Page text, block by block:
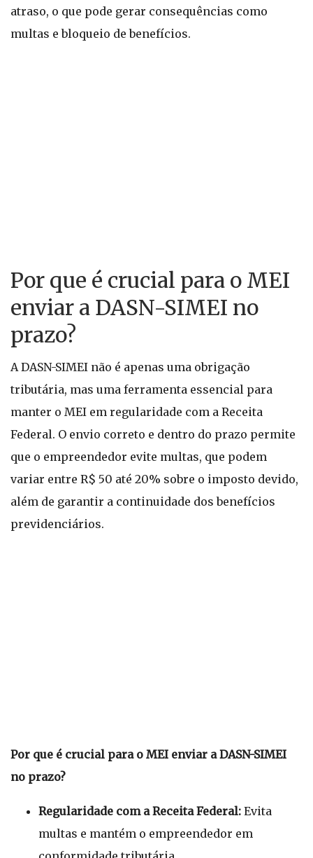
atraso, o que pode gerar consequências como
multas e bloqueio de benefícios.
Por que é crucial para o MEI
enviar a DASN-SIMEI no
prazo?
A DASN-SIMEI não é apenas uma obrigação
tributária, mas uma ferramenta essencial para
manter o MEI em regularidade com a Receita
Federal. O envio correto e dentro do prazo permite
que o empreendedor evite multas, que podem
variar entre R$ 50 até 20% sobre o imposto devido,
além de garantir a continuidade dos benefícios
previdenciários.
Por que é crucial para o MEI enviar a DASN-SIMEI
no prazo?
Regularidade com a Receita Federal: Evita
multas e mantém o empreendedor em